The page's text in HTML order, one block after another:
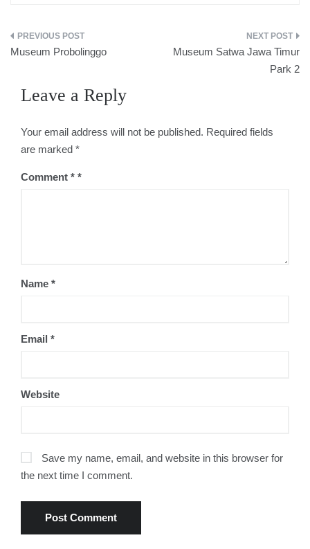
Post
Museum Probolinggo
Museum Satwa Jawa Timur
Park 2
Leave a Reply
Your email address will not be published. Required fields
are marked *
Comment *
Name *
Email *
Website
Save my name, email, and website in this browser for
the next time I comment.